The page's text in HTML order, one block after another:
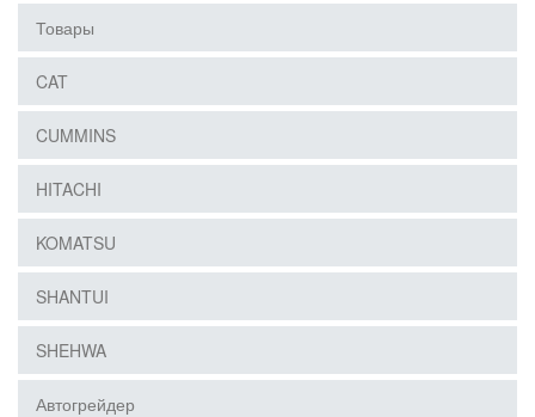
Товары
CAT
CUMMINS
HITACHI
KOMATSU
SHANTUI
SHEHWA
Автогрейдер